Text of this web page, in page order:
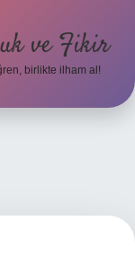
ve Fikir
birlikte ilham al!